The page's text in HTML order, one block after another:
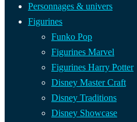
Personnages & univers
Figurines
Funko Pop
Figurines Marvel
Figurines Harry Potter
Disney Master Craft
Disney Traditions
Disney Showcase